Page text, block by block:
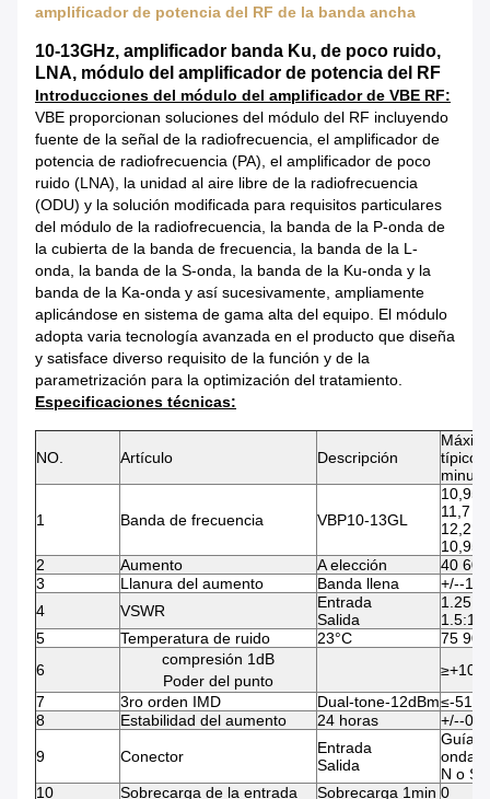
amplificador de potencia del RF de la banda ancha
10-13GHz, amplificador banda Ku, de poco ruido,
LNA, módulo del amplificador de potencia del RF
Introducciones del módulo del amplificador de VBE RF:
VBE proporcionan soluciones del módulo del RF incluyendo
fuente de la señal de la radiofrecuencia, el amplificador de
potencia de radiofrecuencia (PA), el amplificador de poco
ruido (LNA), la unidad al aire libre de la radiofrecuencia
(ODU) y la solución modificada para requisitos particulares
del módulo de la radiofrecuencia, la banda de la P-onda de
la cubierta de la banda de frecuencia, la banda de la L-
onda, la banda de la S-onda, la banda de la Ku-onda y la
banda de la Ka-onda y así sucesivamente, ampliamente
aplicándose en sistema de gama alta del equipo. El módulo
adopta varia tecnología avanzada en el producto que diseña
y satisface diverso requisito de la función y de la
parametrización para la optimización del tratamiento.
Especificaciones técnicas:
NO. Artículo Descripción
típico
minuto
1 Banda de frecuencia VBP10-13GL
10,95
11,7
12,2
10,95
2
Aumento A elección
40 60
3
Llanura del aumento Banda llena
+/--1
4
VSWR
Entrada
Salida
1.25:1
1.5:1
5
Temperatura de ruido 23°C
75 90
6
compresión 1dB
Poder del punto
≥+10
7
3ro orden IMD Dual-tone-12dBm≤-51
8
Estabilidad del aumento 24 horas +/--0,5
9 Conector
Entrada
Salida
Guía
onda
N o
10
Sobrecarga de la entrada Sobrecarga 1min 0